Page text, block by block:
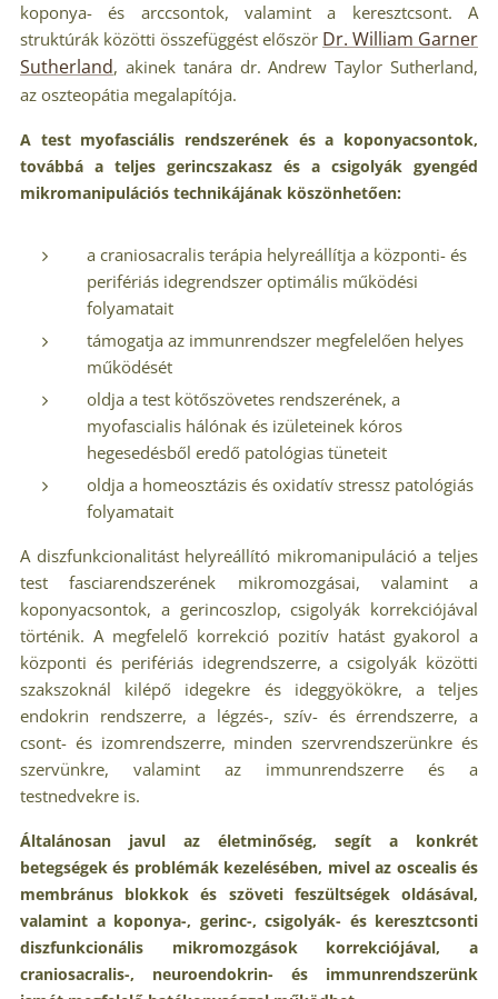
koponya- és arccsontok, valamint a keresztcsont. A
struktúrák közötti összefüggést először Dr. William Garner
Sutherland, akinek tanára dr. Andrew Taylor Sutherland,
az oszteopátia megalapítója.
A test myofasciális rendszerének és a koponyacsontok,
továbbá a teljes gerincszakasz és a csigolyák gyengéd
mikromanipulációs technikájának köszönhetően:
a craniosacralis terápia helyreállítja a központi- és
perifériás idegrendszer optimális működési
folyamatait
támogatja az immunrendszer megfelelően helyes
működését
oldja a test kötőszövetes rendszerének, a
myofascialis hálónak és izületeinek kóros
hegesedésből eredő patológias tüneteit
oldja a homeosztázis és oxidatív stressz patológiás
folyamatait
A diszfunkcionalitást helyreállító mikromanipuláció a teljes
test fasciarendszerének mikromozgásai, valamint a
koponyacsontok, a gerincoszlop, csigolyák korrekciójával
történik. A megfelelő korrekció pozitív hatást gyakorol a
központi és perifériás idegrendszerre, a csigolyák közötti
szakszoknál kilépő idegekre és ideggyökökre, a teljes
endokrin rendszerre, a légzés-, szív- és érrendszerre, a
csont- és izomrendszerre, minden szervrendszerünkre és
szervünkre, valamint az immunrendszerre és a
testnedvekre is.
Általánosan javul az életminőség, segít a konkrét
betegségek és problémák kezelésében, mivel az oscealis és
membránus blokkok és szöveti feszültségek oldásával,
valamint a koponya-, gerinc-, csigolyák- és keresztcsonti
diszfunkcionális mikromozgások korrekciójával, a
craniosacralis-, neuroendokrin- és immunrendszerünk